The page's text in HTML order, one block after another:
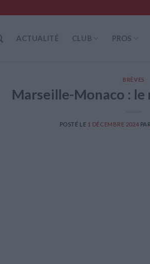
ACTUALITÉ CLUB PROS
BRÈVES
Marseille-Monaco :
POSTÉ LE 1 DÉCEMBRE 2024 PAR